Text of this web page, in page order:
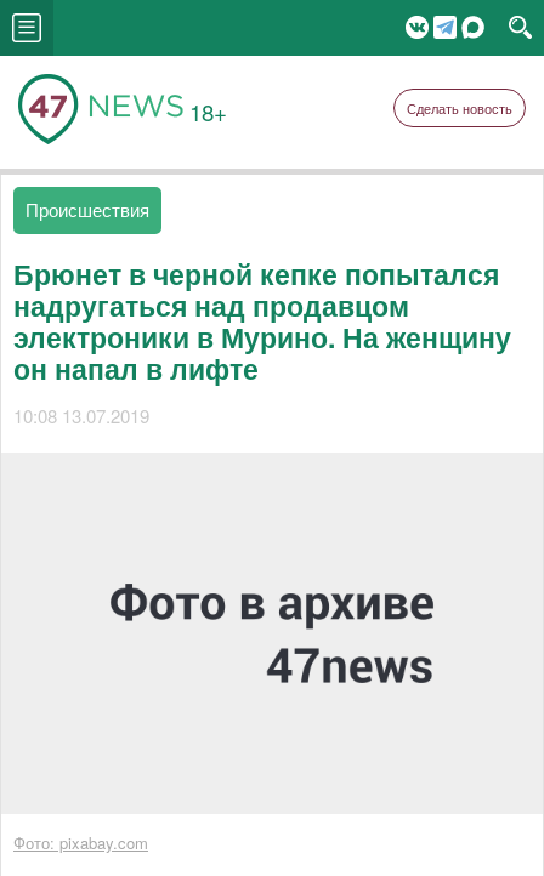
18+ Сделать новость
Происшествия
Брюнет в черной кепке попытался
надругаться над продавцом
электроники в Мурино. На женщину
он напал в лифте
10:08 13.07.2019
Фото: pixabay.com